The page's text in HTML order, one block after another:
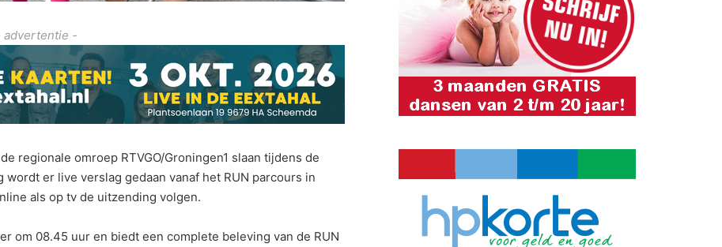
advertentie -
regionale omroep RTVGO/Groningen1 slaan tijdens de
er live verslag gedaan vanaf het RUN parcours in
als op tv de uitzending volgen.
om 08.45 uur en biedt een complete beleving van de RUN